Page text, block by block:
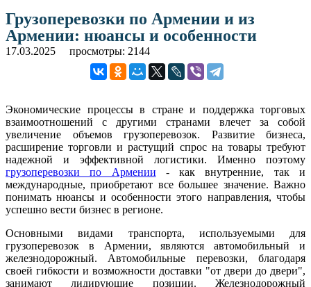
Грузоперевозки по Армении и из
Армении: нюансы и особенности
17.03.2025 просмотры: 2144
Экономические процессы в стране и поддержка торговых
взаимоотношений с другими странами влечет за собой
увеличение объемов грузоперевозок. Развитие бизнеса,
расширение торговли и растущий спрос на товары требуют
надежной и эффективной логистики. Именно поэтому
грузоперевозки по Армении - как внутренние, так и
международные, приобретают все большее значение. Важно
понимать нюансы и особенности этого направления, чтобы
успешно вести бизнес в регионе.
Основными видами транспорта, используемыми для
грузоперевозок в Армении, являются автомобильный и
железнодорожный. Автомобильные перевозки, благодаря
своей гибкости и возможности доставки "от двери до двери",
занимают лидирующие позиции. Железнодорожный